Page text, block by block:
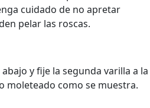
cuidado de no apretar
pelar las roscas.
y fije la segunda varilla a la
moleteado como se muestra.